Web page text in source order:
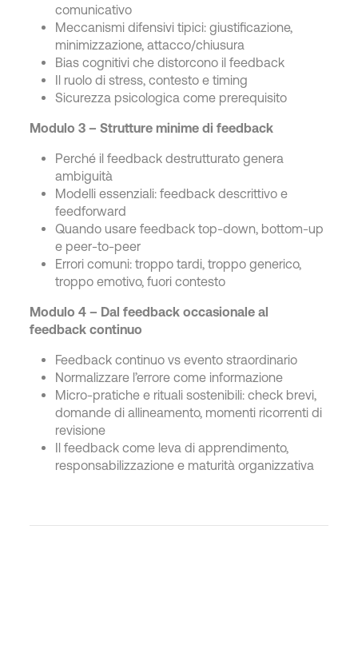
comunicativo
Meccanismi difensivi tipici: giustificazione,
minimizzazione, attacco/chiusura
Bias cognitivi che distorcono il feedback
Il ruolo di stress, contesto e timing
Sicurezza psicologica come prerequisito
Modulo 3 – Strutture minime di feedback
Perché il feedback destrutturato genera
ambiguità
Modelli essenziali: feedback descrittivo e
feedforward
Quando usare feedback top-down, bottom-up
e peer-to-peer
Errori comuni: troppo tardi, troppo generico,
troppo emotivo, fuori contesto
Modulo 4 – Dal feedback occasionale al
feedback continuo
Feedback continuo vs evento straordinario
Normalizzare l’errore come informazione
Micro-pratiche e rituali sostenibili: check brevi,
domande di allineamento, momenti ricorrenti di
revisione
Il feedback come leva di apprendimento,
responsabilizzazione e maturità organizzativa